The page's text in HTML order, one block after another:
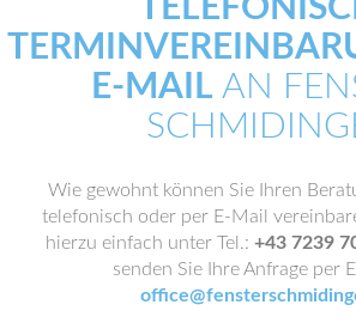
E-MAIL AN
Wie gewohnt können Sie Ihren
telefonisch oder per E-Mail
hierzu einfach unter Tel.: +43 7239
senden Sie Ihre Anfrage per